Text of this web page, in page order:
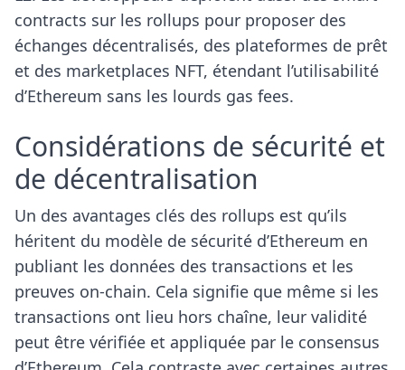
contracts sur les rollups pour proposer des
échanges décentralisés, des plateformes de prêt
et des marketplaces NFT, étendant l’utilisabilité
d’Ethereum sans les lourds gas fees.
Considérations de sécurité et
de décentralisation
Un des avantages clés des rollups est qu’ils
héritent du modèle de sécurité d’Ethereum en
publiant les données des transactions et les
preuves on-chain. Cela signifie que même si les
transactions ont lieu hors chaîne, leur validité
peut être vérifiée et appliquée par le consensus